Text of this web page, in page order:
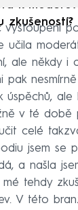
k
zkušeností?
ale někdy i
pak
úspěchů,
v té
celé
jsem se
a našla
tehdy
V této